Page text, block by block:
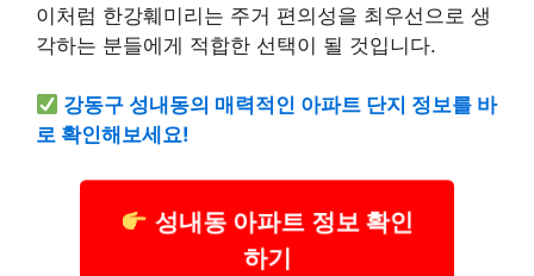
이처럼 한강훼미리는 주거 편의성을 최우선으로 생
각하는 분들에게 적합한 선택이 될 것입니다.
강동구 성내동의 매력적인 아파트 단지 정보를 바
로 확인해보세요!
성내동 아파트 정보 확인
하기